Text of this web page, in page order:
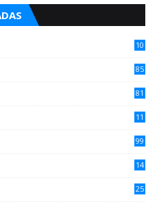
10
85
81
11
99
14
25